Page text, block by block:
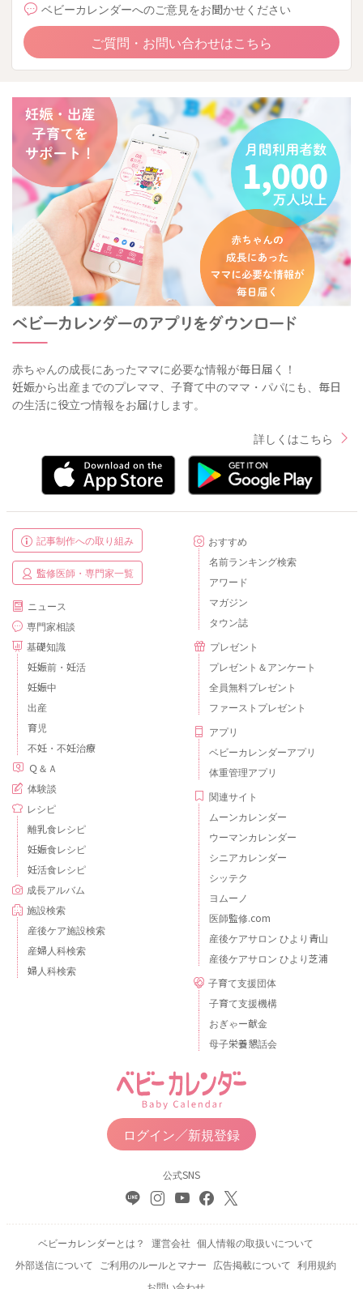
ベビーカレンダーへのご意見をお聞かせください
ご質問・お問い合わせはこちら
赤ちゃんの成長にあったママに必要な情報が毎日届く！
妊娠から出産までのプレママ、子育て中のママ・パパにも、毎日
の生活に役立つ情報をお届けします。
詳しくはこちら
記事制作への取り組み
監修医師・専門家一覧
ニュース
専門家相談
基礎知識
妊娠前・妊活
妊娠中
出産
育児
不妊・不妊治療
Ｑ＆Ａ
体験談
レシピ
離乳食レシピ
妊娠食レシピ
妊活食レシピ
成長アルバム
施設検索
産後ケア施設検索
産婦人科検索
婦人科検索
おすすめ
名前ランキング検索
アワード
マガジン
タウン誌
プレゼント
プレゼント＆アンケート
全員無料プレゼント
ファーストプレゼント
アプリ
ベビーカレンダーアプリ
体重管理アプリ
関連サイト
ムーンカレンダー
ウーマンカレンダー
シニアカレンダー
シッテク
ヨムーノ
医師監修.com
産後ケアサロン ひより青山
産後ケアサロン ひより芝浦
子育て支援団体
子育て支援機構
おぎゃー献金
母子栄養懇話会
ログイン／新規登録
公式SNS
ベビーカレンダーとは？ 運営会社 個人情報の取扱いについて
外部送信について
ご利用のルールとマナー 広告掲載について 利用規約